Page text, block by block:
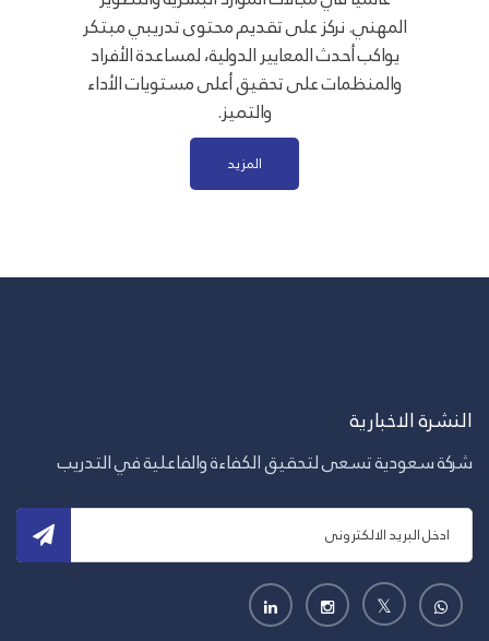
المهني. نركز على تقديم محتوى تدريبي مبتكر
يواكب أحدث المعايير الدولية، لمساعدة الأفراد
والمنظمات على تحقيق أعلى مستويات الأداء
والتميز.
المزيد
النشرة الاخبارية
شركة سعودية تسعى لتحقيق الكفاءة والفاعلية في التدريب